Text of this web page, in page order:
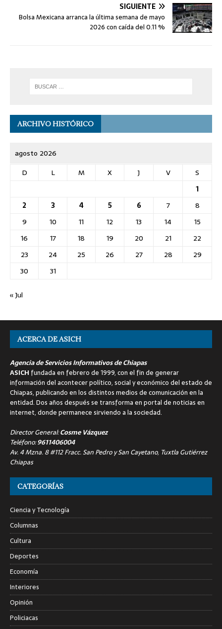
SIGUIENTE
Bolsa Mexicana arranca la última semana de mayo
2026 con caída del 0.11 %
ARCHIVO HISTÓRICO
agosto 2026
D
L M X J V
S
1
2
3 4 5 6 7
8
9
10 11 12 13 14
15
16
17 18 19 20 21
22
23
24 25 26 27 28
29
30
31
« Jul
ACERCA DE ASICH
Agencia de Servicios Informativos de Chiapas
ASICH fundada en febrero de 1999, con el fin de generar
información del acontecer político, social y económico del estado de
Chiapas, publicando en los distintos medios de comunicación en la
entidad. Dos años después se transforma en portal de noticias en
internet, donde permanece sirviendo a la sociedad.
Director General:Cosme Vázquez
Teléfono:9611406004
Av. 4 Mzna. 8 #112 Fracc. San Pedro y San Cayetano, Tuxtla Gutiérrez
Chiapas
CATEGORÍAS
Ciencia y Tecnología
Columnas
Cultura
Deportes
Economía
Interiores
Opinión
Policiacas